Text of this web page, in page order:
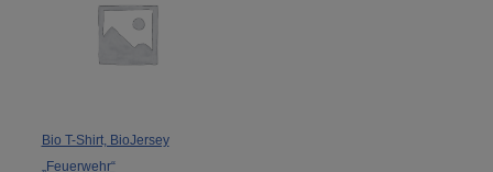
Bio T-Shirt, BioJersey
„Feuerwehr“